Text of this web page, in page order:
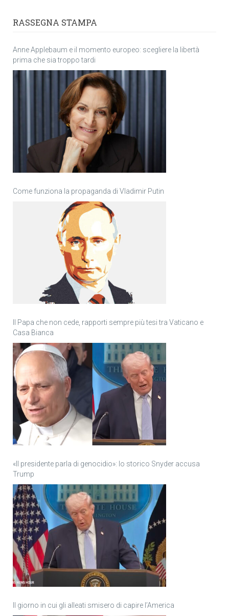
RASSEGNA STAMPA
Anne Applebaum e il momento europeo: scegliere la libertà
prima che sia troppo tardi
Come funziona la propaganda di Vladimir Putin
Il Papa che non cede, rapporti sempre più tesi tra Vaticano e
Casa Bianca
«Il presidente parla di genocidio»: lo storico Snyder accusa
Trump
Il giorno in cui gli alleati smisero di capire l’America